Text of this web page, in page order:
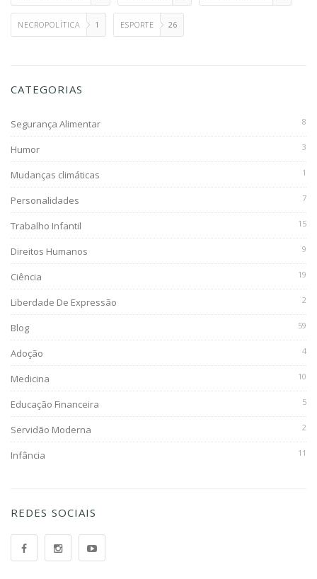
NECROPOLÍTICA 1 ESPORTE 26
CATEGORIAS
Segurança Alimentar 8
Humor 3
Mudanças climáticas 1
Personalidades 7
Trabalho Infantil 15
Direitos Humanos 9
Ciência 19
Liberdade De Expressão 2
Blog 59
Adoção 4
Medicina 10
Educação Financeira 5
Servidão Moderna 2
Infância 11
REDES SOCIAIS